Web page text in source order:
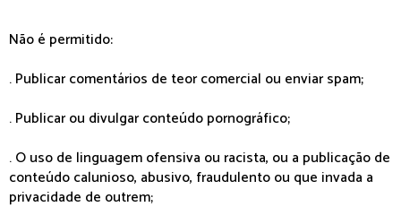
Não é permitido:
. Publicar comentários de teor comercial ou enviar spam;
. Publicar ou divulgar conteúdo pornográfico;
. O uso de linguagem ofensiva ou racista, ou a publicação de
conteúdo calunioso, abusivo, fraudulento ou que invada a
privacidade de outrem;